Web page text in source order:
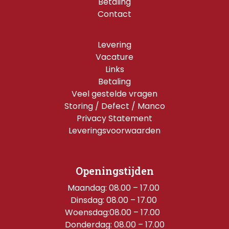
Contact
Levering
Vacature
Links
Betaling
Veel gestelde vragen
Storing / Defect / Manco
Privacy Statement
Leveringsvoorwaarden
Openingstijden
Maandag: 08.00 – 17.00
Dinsdag: 08.00 – 17.00
Woensdag:08.00 – 17.00
Donderdag: 08.00 – 17.00